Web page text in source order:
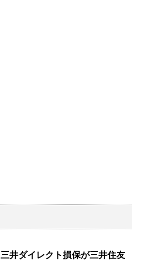
三井ダイレクト損保が三井住友